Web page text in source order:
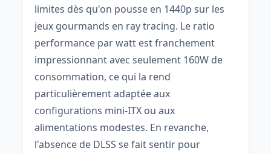
limites dès qu'on pousse en 1440p sur les
jeux gourmands en ray tracing. Le ratio
performance par watt est franchement
impressionnant avec seulement 160W de
consommation, ce qui la rend
particulièrement adaptée aux
configurations mini-ITX ou aux
alimentations modestes. En revanche,
l'absence de DLSS se fait sentir pour